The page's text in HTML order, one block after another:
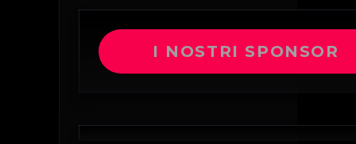
I NOSTRI SPONSOR